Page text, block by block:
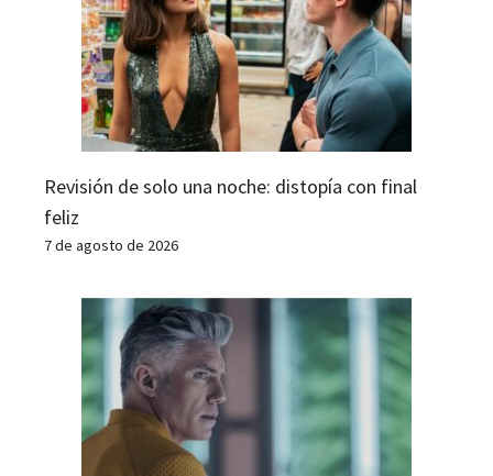
Revisión de solo una noche: distopía con final
feliz
7 de agosto de 2026